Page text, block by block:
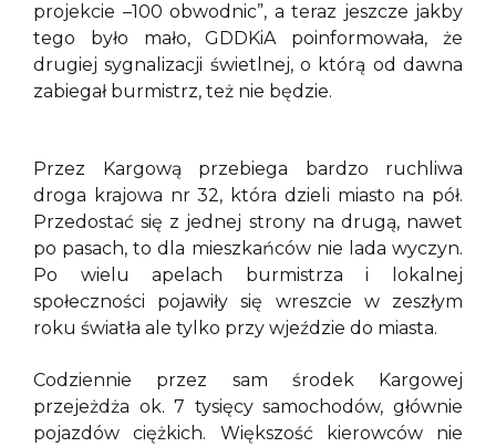
projekcie –100 obwodnic”, a teraz jeszcze jakby
tego było mało, GDDKiA poinformowała, że
drugiej sygnalizacji świetlnej, o którą od dawna
zabiegał burmistrz, też nie będzie.
Przez Kargową przebiega bardzo ruchliwa
droga krajowa nr 32, która dzieli miasto na pół.
Przedostać się z jednej strony na drugą, nawet
po pasach, to dla mieszkańców nie lada wyczyn.
Po wielu apelach burmistrza i lokalnej
społeczności pojawiły się wreszcie w zeszłym
roku światła ale tylko przy wjeździe do miasta.
Codziennie przez sam środek Kargowej
przejeżdża ok. 7 tysięcy samochodów, głównie
pojazdów ciężkich. Większość kierowców nie